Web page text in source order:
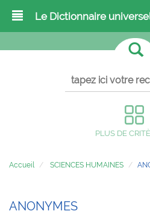
Le Dictionnaire
PLUS DE
Accueil SCIENCES HUMAINES
ANONYMES